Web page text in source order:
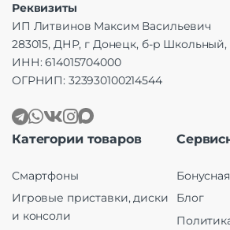
Реквизиты
ИП Литвинов Максим Васильевич
283015, ДНР, г Донецк, б-р Школьный,
ИНН: 614015704000
ОГРНИП: 323930100214544
Категории товаров
Смартфоны
Игровые приставки, диски
и консоли
Блог